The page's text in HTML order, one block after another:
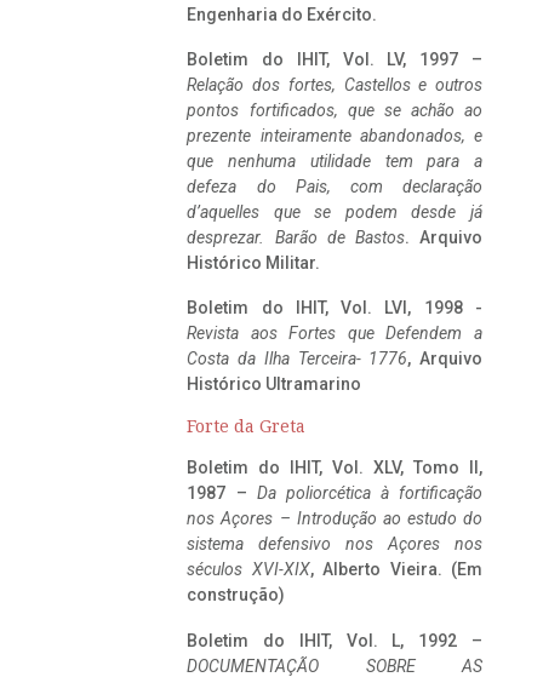
Engenharia do Exército.
Boletim do IHIT, Vol. LV, 1997 –
Relação dos fortes, Castellos e outros
pontos fortificados, que se achão ao
prezente inteiramente abandonados, e
que nenhuma utilidade tem para a
defeza do Pais, com declaração
d’aquelles que se podem desde já
desprezar. Barão de Bastos. Arquivo
Histórico Militar.
Boletim do IHIT, Vol. LVI, 1998 -
Revista aos Fortes que Defendem a
Costa da Ilha Terceira- 1776, Arquivo
Histórico Ultramarino
Forte da Greta
Boletim do IHIT, Vol. XLV, Tomo II,
1987 – Da poliorcética à fortificação
nos Açores – Introdução ao estudo do
sistema defensivo nos Açores nos
séculos XVI-XIX, Alberto Vieira. (Em
construção)
Boletim do IHIT, Vol. L, 1992 –
DOCUMENTAÇÃO SOBRE AS